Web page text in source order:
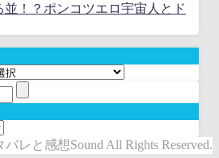
並！？ポンコツエロ宇宙人とド
レと感想Sound All Rights Reserved.